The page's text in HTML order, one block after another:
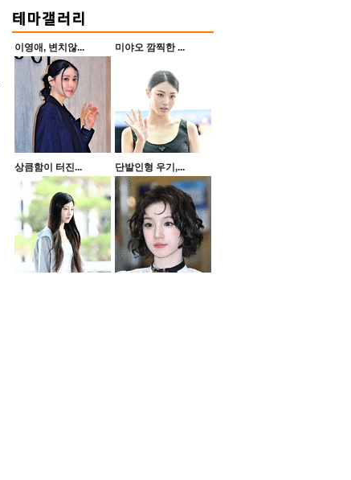
이영애, 변치않... 미야오 깜찍한 ...
상큼함이 터진... 단발인형 우기,...